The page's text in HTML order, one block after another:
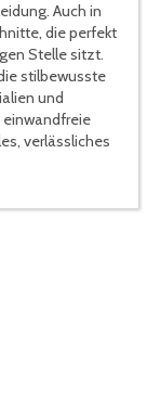
Auch in
die perfekt
Stelle sitzt.
stilbewusste
und
einwandfreie
verlässliches